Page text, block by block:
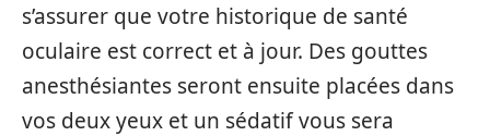
s’assurer que votre historique de santé
oculaire est correct et à jour. Des gouttes
anesthésiantes seront ensuite placées dans
vos deux yeux et un sédatif vous sera